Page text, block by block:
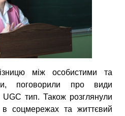
між особистими та
поговорили про види
тип. Також розглянули
в соцмережах та життєвий